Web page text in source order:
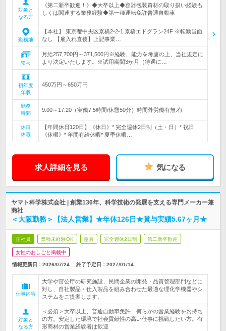
対象と
なる方
《第二新卒歓迎！》◆大卒以上◆容器包装資材の取り扱い経験も
しくは関連する業務経験◆第一種運転免許普通自動車
勤務地
【本社】 東京都中央区京橋2-2-1 京橋エドグラン24F ※転勤当面
なし 【雇入れ直後】上記事業…
給与
月給257,700円～371,500円※経験、能力を考慮の上、当社規定に
より決定いたします。※試用期間3か月（待遇に…
初年度
年収
450万円～650万円
勤務
時間
9:00～17:20（実働7.5時間/休憩50分）時間外労働有無:有
休日
休暇
【年間休日120日】《休日》* 完全週休2日制（土・日）* 祝日
《休暇》* 年間有給休暇* 夏季休暇…
求人詳細を見る 気になる
ヤマト科学株式会社 | 創業136年、科学技術の発展を支える専門メーカー兼
商社
＜大阪勤務＞【法人営業】★年休126日★賞与実績5.67ヶ月★
正社員 業種未経験OK 急募 完全週休2日制 第二新卒歓迎
女性のおしごと掲載中
情報更新日：2026/07/24 終了予定日： 2027/01/14
仕事内容
大学や官公庁の研究施設、民間企業の開発・品質管理部門などに
対し、自社製品・仕入製品を組み合わせた最適な理化学機器やシ
ステムをご提案します。
対象と
なる方
＜必須＞大卒以上、普通自動車免許、何らかの営業経験をお持ち
の方。安定した環境で社会貢献性の高い仕事に挑戦したい方。有
形商材の営業経験者は歓迎